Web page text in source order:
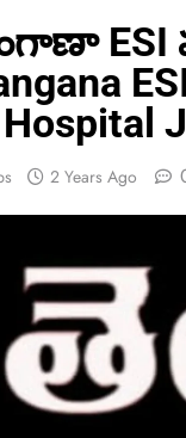
ESI
Hospital
2 Years Ago